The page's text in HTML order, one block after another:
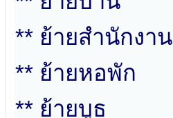
** ย้ายสำนักงาน
** ย้ายหอพัก
** ย้ายบูธ